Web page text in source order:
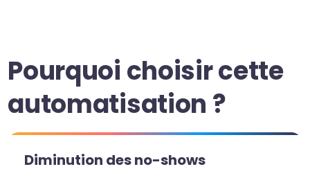
Pourquoi choisir cette
automatisation ?
Diminution des no-shows